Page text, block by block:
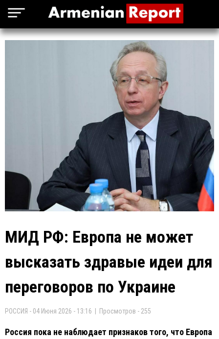
МИД РФ: Европа не может
высказать здравые идеи для
переговоров по Украине
РОССИЯ - 04 Июня 2026 - 13:16 | Просмотров - 255
Россия пока не наблюдает признаков того, что Европа